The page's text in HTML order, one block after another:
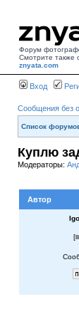
Форум
Смотрите также
znyata.com
Вход
Сообщения без
Список
Куплю
Модераторы:
Автор
[